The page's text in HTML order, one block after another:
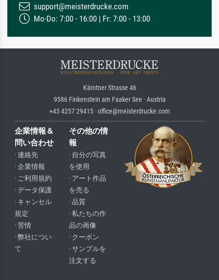
support@meisterdrucke.com
Mo-Do: 7:00 - 16:00 | Fr: 7:00 - 13:00
Kärntner Strasse 46
9586 Finkenstein am Faaker See · Austria
+43 4257 29415 · office@meisterdrucke.com
企業情報＆
問い合わせ
· 連絡先
· 企業情報
· ご利用規約
· データ保護
· キャンセル
規定
· 苦情
· 弊社につい
て
その他の情
報
· 自分の写真
を使用
· アート作品
を売る
· 品質
· 私たちの作
品の画像
· クーポン
· サンプルを
注文する